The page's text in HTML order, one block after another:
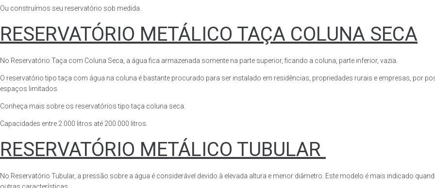
Ou construímos seu reservatório sob medida.
RESERVATÓRIO METÁLICO TAÇA COLUNA SECA
No Reservatório Taça com Coluna Seca, a água fica armazenada somente na parte superior, ficando a coluna, parte inferior, vazia.
O reservatório tipo taça com água na coluna é bastante procurado para ser instalado em residências, propriedades rurais e empresas, por
espaços limitados.
Conheça mais sobre os reservatórios tipo taça coluna seca.
Capacidades entre 2.000 litros até 200.000 litros.
RESERVATÓRIO METÁLICO TUBULAR
No Reservatório Tubular, a pressão sobre a água é considerável devido à elevada altura e menor diâmetro. Este modelo é mais indicado